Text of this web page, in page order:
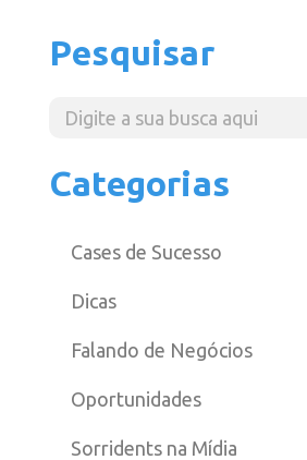
Pesquisar
Categorias
Cases de Sucesso
Dicas
Falando de Negócios
Oportunidades
Sorridents na Mídia